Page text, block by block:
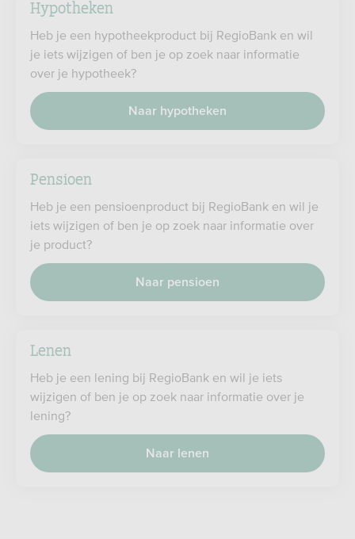
Hypotheken
Heb je een hypotheekproduct bij RegioBank en wil
je iets wijzigen of ben je op zoek naar informatie
over je hypotheek?
Naar hypotheken
Pensioen
Heb je een pensioenproduct bij RegioBank en wil je
iets wijzigen of ben je op zoek naar informatie over
je product?
Naar pensioen
Lenen
Heb je een lening bij RegioBank en wil je iets
wijzigen of ben je op zoek naar informatie over je
lening?
Naar lenen